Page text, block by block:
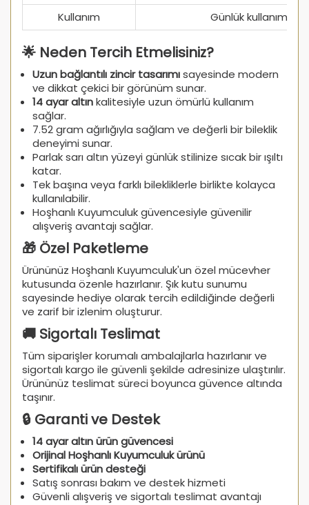
Kullanım Günlük kullanım ve
🌟 Neden Tercih Etmelisiniz?
Uzun bağlantılı zincir tasarımısayesinde modern
ve dikkat çekici bir görünüm sunar.
14 ayar altınkalitesiyle uzun ömürlü kullanım
sağlar.
7.52 gram ağırlığıyla sağlam ve değerli bir bileklik
deneyimi sunar.
Parlak sarı altın yüzeyi günlük stilinize sıcak bir ışıltı
katar.
Tek başına veya farklı bilekliklerle birlikte kolayca
kullanılabilir.
Hoşhanlı Kuyumculuk güvencesiyle güvenilir
alışveriş avantajı sağlar.
🎁 Özel Paketleme
Ürününüz Hoşhanlı Kuyumculuk'un özel mücevher
kutusunda özenle hazırlanır. Şık kutu sunumu
sayesinde hediye olarak tercih edildiğinde değerli
ve zarif bir izlenim oluşturur.
🚚 Sigortalı Teslimat
Tüm siparişler korumalı ambalajlarla hazırlanır ve
sigortalı kargo ile güvenli şekilde adresinize ulaştırılır.
Ürününüz teslimat süreci boyunca güvence altında
taşınır.
🔒 Garanti ve Destek
14 ayar altın ürün güvencesi
Orijinal Hoşhanlı Kuyumculuk ürünü
Sertifikalı ürün desteği
Satış sonrası bakım ve destek hizmeti
Güvenli alışveriş ve sigortalı teslimat avantajı